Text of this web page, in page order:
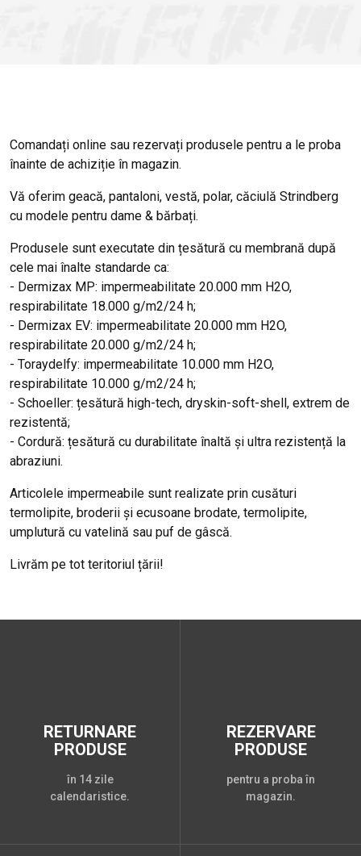
Comandați online sau rezervați produsele pentru a le proba
înainte de achiziție în magazin.
Vă oferim geacă, pantaloni, vestă, polar, căciulă Strindberg
cu modele pentru dame & bărbați.
Produsele sunt executate din țesătură cu membrană după
cele mai înalte standarde ca:
- Dermizax MP: impermeabilitate 20.000 mm H2O,
respirabilitate 18.000 g/m2/24 h;
- Dermizax EV: impermeabilitate 20.000 mm H2O,
respirabilitate 20.000 g/m2/24 h;
- Toraydelfy: impermeabilitate 10.000 mm H2O,
respirabilitate 10.000 g/m2/24 h;
- Schoeller: țesătură high-tech, dryskin-soft-shell, extrem de
rezistentă;
- Cordură: țesătură cu durabilitate înaltă și ultra rezistență la
abraziuni.
Articolele impermeabile sunt realizate prin cusături
termolipite, broderii și ecusoane brodate, termolipite,
umplutură cu vatelină sau puf de gâscă.
Livrăm pe tot teritoriul țării!
RETURNARE
PRODUSE
în 14 zile
calendaristice.
REZERVARE
PRODUSE
pentru a proba în
magazin.